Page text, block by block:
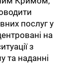
послуг у
на
з
та наданні